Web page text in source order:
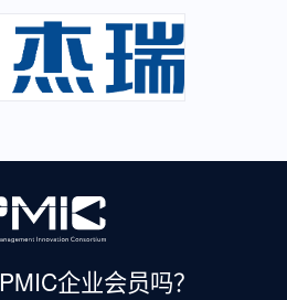
PMIC企业会员吗？